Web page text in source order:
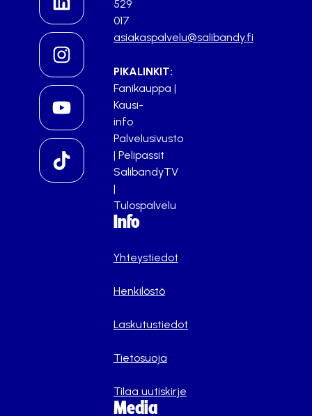
529
017
asiakaspalvelu@salibandy.fi
PIKALINKIT:
Fanikauppa |
Kausi-
info
Palvelusivusto
| Pelipassit
SalibandyTV
|
Tulospalvelu
Info
Yhteystiedot
Henkilöstö
Laskutustiedot
Tietosuoja
Tilaa uutiskirje
Media